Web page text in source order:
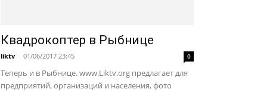
Квадрокоптер в Рыбнице
liktv - 01/06/2017 23:45 0
Теперь и в Рыбнице. www.Liktv.org предлагает для
предприятий, организаций и населения, фото